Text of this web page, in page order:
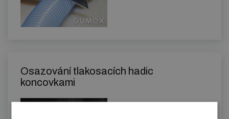
Osazování tlakosacích hadic
koncovkami